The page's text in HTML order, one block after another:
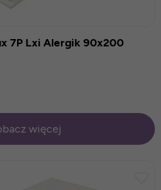
7P Lxi Alergik 90x200
więcej